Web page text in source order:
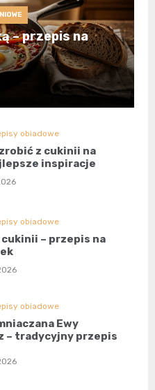
– przepis na
obiadowe
z cukinii na
inspiracje
obiadowe
cukinii – przepis na
obiadowe
Ewy
– tradycyjny przepis